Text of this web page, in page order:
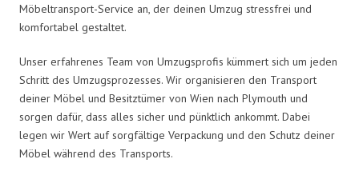
Möbeltransport-Service an, der deinen Umzug stressfrei und
komfortabel gestaltet.
Unser erfahrenes Team von Umzugsprofis kümmert sich um jeden
Schritt des Umzugsprozesses. Wir organisieren den Transport
deiner Möbel und Besitztümer von Wien nach Plymouth und
sorgen dafür, dass alles sicher und pünktlich ankommt. Dabei
legen wir Wert auf sorgfältige Verpackung und den Schutz deiner
Möbel während des Transports.